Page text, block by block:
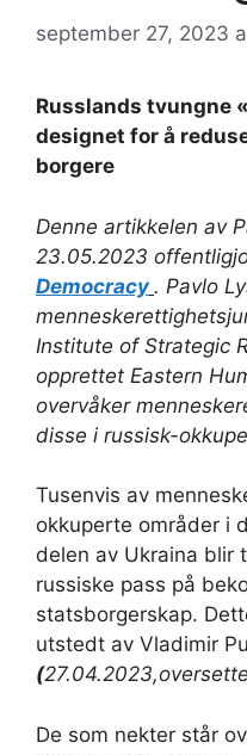
september 27, 2023
Russlands tvungne
designet for å
borgere
Denne artikkelen av
23.05.2023
Democracy . Pavlo
Institute of Strategic
opprettet Eastern
overvåker
disse i russisk-
Tusenvis av
okkuperte områder i
delen av Ukraina blir
russiske pass på
statsborgerskap.
utstedt av Vladimir
(
De som nekter står